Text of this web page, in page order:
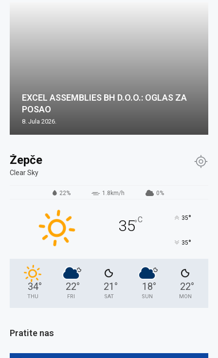
Žepče
Clear Sky
22% 1.8km/h 0%
35°C 35°
35°
34°
THU
22°
FRI
21 °
SAT
18°
SUN
22°
MON
Pratite nas
EXCEL ASSEMBLIES BH D.O.O.: OGLAS ZA
POSAO
8. Jula 2026.